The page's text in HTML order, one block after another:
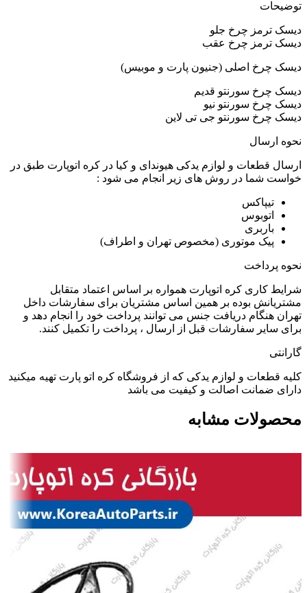
توضیحات
دیسک ترمز چرخ جلو
دیسک ترمز چرخ عقب
دیسک چرخ اصلی (جنیون پارت و موبیس)
دیسک چرخ سورنتو قدیم
دیسک چرخ سورنتو نیو
دیسک چرخ سورنتو جی تی لاین
نحوه ارسال
ارسال قطعات و لوازم یدکی هیوندای و کیا در کره اتوپارت طبق در
خواست شما در روش های زیر انجام می شود :
تیپاکس
اتوبوس
باربری
پیک موتوری (مخصوص تهران و اطراف)
نحوه پرداخت
شرایط کاری کره اتوپارت همواره بر اساس اعتماد متقابل
مشتریانش بوده بر همین اساس مشتریان برای سفارشات داخل
تهران هنگام دریافت جنس می توانند پرداخت خود را انجام دهد و
برای سایر سفارشات قبل از ارسال ، پرداخت را تکمیل کنند.
گارانتی
کلیه قطعات و لوازم یدکی که از فروشگاه کره اتو پارت تهیه میکنید
دارای ضمانت اصالت و کیفیت می باشد
محصولات مشابه